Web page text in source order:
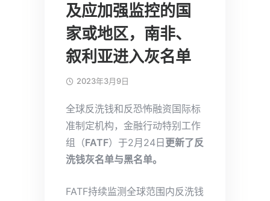
及应加强监控的国
家或地区，南非、
叙利亚进入灰名单
2023年3月9日
全球反洗钱和反恐怖融资国际标
准制定机构，金融行动特别工作
组（FATF）于2月24日更新了反
洗钱灰名单与黑名单。
FATF持续监测全球范围内反洗钱